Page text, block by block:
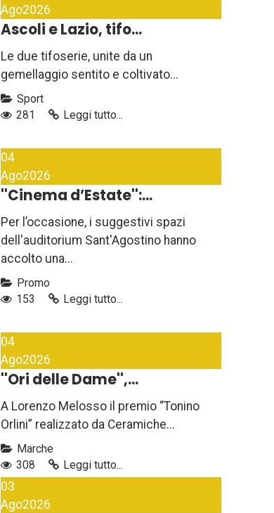
Ago2026
Ascoli e Lazio, tifo...
Le due tifoserie, unite da un
gemellaggio sentito e coltivato...
Sport
281
Leggi tutto...
04
Ago2026
''Cinema d’Estate'':...
Per l’occasione, i suggestivi spazi
dell'auditorium Sant'Agostino hanno
accolto una...
Promo
153
Leggi tutto...
04
Ago2026
''Ori delle Dame'',...
A Lorenzo Melosso il premio “Tonino
Orlini” realizzato da Ceramiche...
Marche
308
Leggi tutto...
03
Ago2026